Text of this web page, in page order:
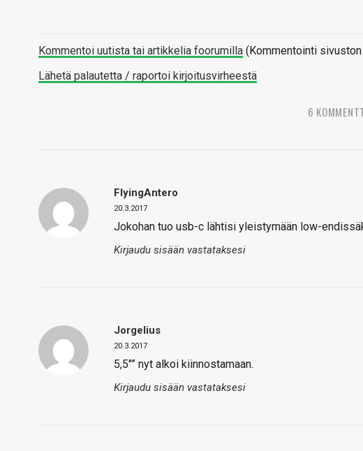
Kommentoi uutista tai artikkelia foorumilla (Kommentointi
Lähetä palautetta / raportoi kirjoitusvirheestä
6
FlyingAntero
20.3.2017
Jokohan tuo usb-c lähtisi yleistymään low-
Kirjaudu sisään vastataksesi
Jorgelius
20.3.2017
5,5″” nyt alkoi kiinnostamaan.
Kirjaudu sisään vastataksesi